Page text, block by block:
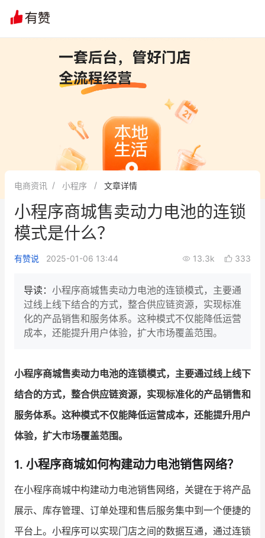
文章 问诊
电商资讯 小程序 文章详情
小程序商城售卖动力电池的连锁
模式是什么？
有赞说 2025-01-06 13:44 13.3k 333
导读： 小程序商城售卖动力电池的连锁模式，主要通
过线上线下结合的方式，整合供应链资源，实现标准
化的产品销售和服务体系。这种模式不仅能降低运营
成本，还能提升用户体验，扩大市场覆盖范围。
小程序商城售卖动力电池的连锁模式，主要通过线上线下
结合的方式，整合供应链资源，实现标准化的产品销售和
服务体系。这种模式不仅能降低运营成本，还能提升用户
体验，扩大市场覆盖范围。
1. 小程序商城如何构建动力电池销售网络？
在小程序商城中构建动力电池销售网络，关键在于将产品
展示、库存管理、订单处理和售后服务集中到一个便捷的
平台上。小程序可以实现门店之间的数据互通，通过连锁